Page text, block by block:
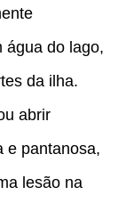
água do lago,
da ilha.
abrir
e pantanosa,
lesão na